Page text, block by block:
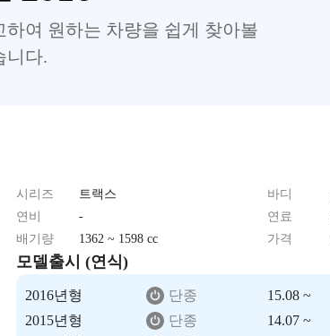
여 원하는 차량을 쉽게 찾아볼
니다.
시리즈 트랙스 바디
연비
- 연료
배기량
1362 ~ 1598 cc 가격
모델출시 (연식)
2016년형 단종 15.08 ~
2015년형
단종 14.07 ~